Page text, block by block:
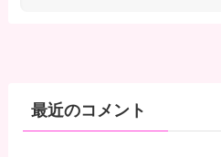
最近のコメント